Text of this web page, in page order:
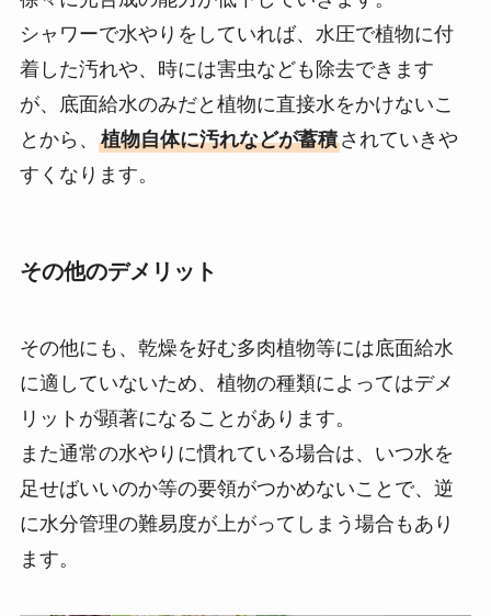
シャワーで水やりをしていれば、水圧で植物に付
着した汚れや、時には害虫なども除去できます
が、底面給水のみだと植物に直接水をかけないこ
とから、 植物自体に汚れなどが蓄積されていきや
すくなります。
その他のデメリット
その他にも、乾燥を好む多肉植物等には底面給水
に適していないため、植物の種類によってはデメ
リットが顕著になることがあります。
また通常の水やりに慣れている場合は、いつ水を
足せばいいのか等の要領がつかめないことで、逆
に水分管理の難易度が上がってしまう場合もあり
ます。